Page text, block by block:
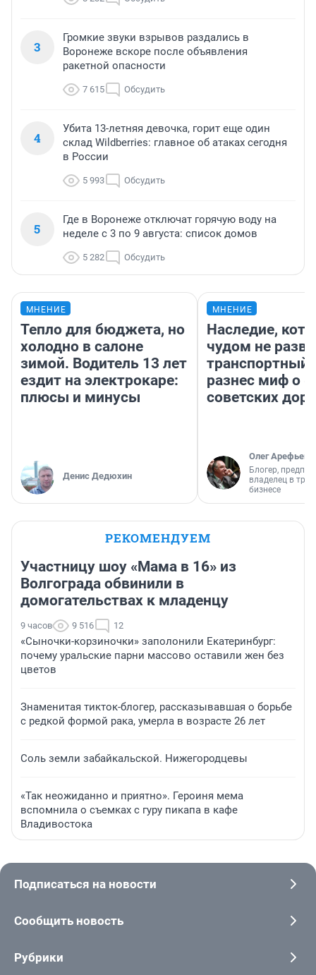
3
Громкие звуки взрывов раздались в
Воронеже вскоре после объявления
ракетной опасности
7 615 Обсудить
4
Убита 13-летняя девочка, горит еще один
склад Wildberries: главное об атаках сегодня
в России
5 993 Обсудить
5
Где в Воронеже отключат горячую воду на
неделе с 3 по 9 августа: список домов
5 282 Обсудить
МНЕНИЕ
Тепло для бюджета, но
холодно в салоне
зимой. Водитель 13 лет
ездит на электрокаре:
плюсы и минусы
Денис Дедюхин
МНЕНИЕ
Наследие,
чудом не
транспортный
разнес миф о
советских
Олег Арефьев
Блогер,
владелец в
бизнесе
РЕКОМЕНДУЕМ
Участницу шоу «Мама в 16» из
Волгограда обвинили в
домогательствах к младенцу
9 часов 9 516 12
«Сыночки-корзиночки» заполонили Екатеринбург:
почему уральские парни массово оставили жен без
цветов
Знаменитая тикток-блогер, рассказывавшая о борьбе
с редкой формой рака, умерла в возрасте 26 лет
Соль земли забайкальской. Нижегородцевы
«Так неожиданно и приятно». Героиня мема
вспомнила о съемках с гуру пикапа в кафе
Владивостока
Подписаться на новости
Сообщить новость
Рубрики